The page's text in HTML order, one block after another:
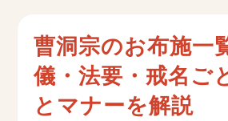
曹洞宗のお布施一
儀・法要・戒名ご
とマナーを解説